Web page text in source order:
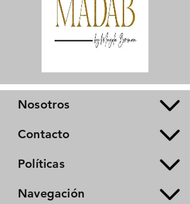
Nosotros
Contacto
Políticas
Navegación